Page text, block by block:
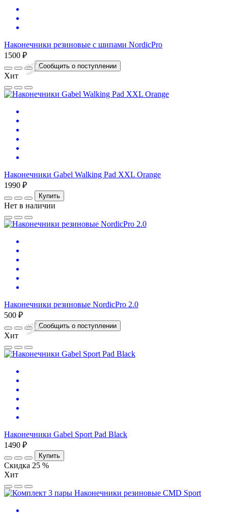
Наконечники резиновые с шипами NordicPro
Нет
в
на
л
и
ч
и
и
1500 ₽
Сообщить о поступлении
Хит
Наконечники Gabel Walking Pad XXL Orange
1990 ₽
Купить
Нет в наличии
Наконечники резиновые NordicPro 2.0
Нет
в
на
л
и
ч
и
и
500 ₽
Сообщить о поступлении
Хит
Наконечники Gabel Sport Pad Black
1490 ₽
Купить
Скидка 25 %
Хит